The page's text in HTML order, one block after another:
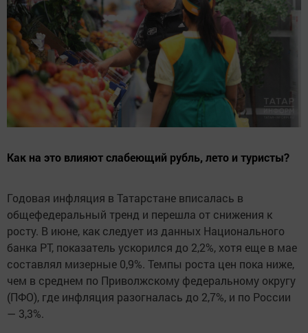
Как на это влияют слабеющий рубль, лето и туристы?
Годовая инфляция в Татарстане вписалась в
общефедеральный тренд и перешла от снижения к
росту. В июне, как следует из данных Национального
банка РТ, показатель ускорился до 2,2%, хотя еще в мае
составлял мизерные 0,9%. Темпы роста цен пока ниже,
чем в среднем по Приволжскому федеральному округу
(ПФО), где инфляция разогналась до 2,7%, и по России
— 3,3%.